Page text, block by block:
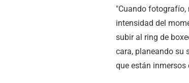
"Cuando fotografío,
intensidad del
subir al ring de
cara, planeando su
que están inmersos